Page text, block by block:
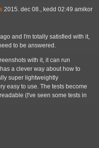
2015. dec 08., kedd 02:49 amikor
and I'm totally satisfied with it,
to be answered.
with it, it can run
a clever way about how to
super lightweightly
easy to use. The tests become
(I've seen some tests in